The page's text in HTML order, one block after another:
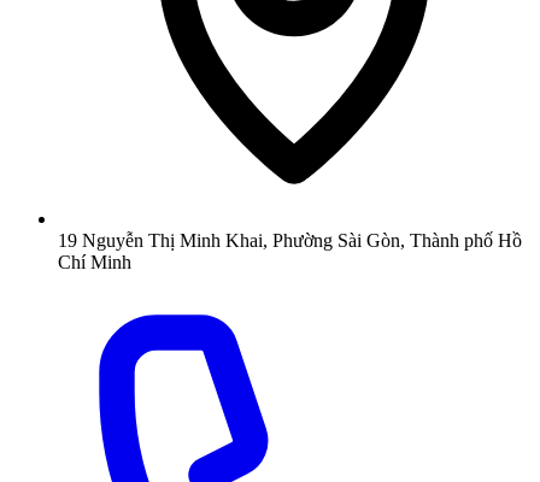
19 Nguyễn Thị Minh Khai, Phường Sài Gòn, Thành phố Hồ
Chí Minh